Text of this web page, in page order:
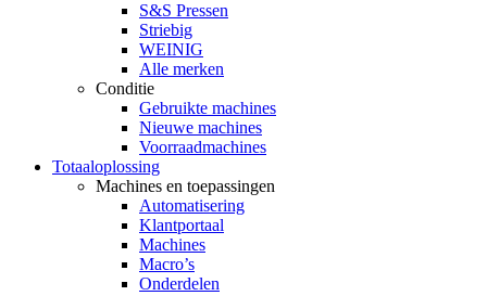
S&S Pressen
Striebig
WEINIG
Alle merken
Conditie
Gebruikte machines
Nieuwe machines
Voorraadmachines
Totaaloplossing
Machines en toepassingen
Automatisering
Klantportaal
Machines
Macro’s
Onderdelen